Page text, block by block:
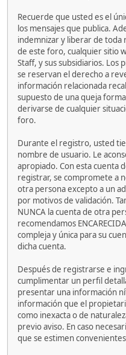
Recuerde que usted es el
los mensajes que publica.
indemnizar y liberar de toda
de este foro, cualquier sitio
Staff, y sus subsidiarios.
se reservan el derecho a
información relacionada
supuesto de una queja
derivarse de cualquier
foro.
Durante el registro, usted
nombre de usuario. Le
apropiado. Con esta cuenta
registrar, se compromete a
otra persona excepto a un
por motivos de validación.
NUNCA la cuenta de otra
recomendamos
compleja y única para su
dicha cuenta.
Después de registrarse e
cumplimentar un perfil
presentar una información
información que el
como inexacta o de
previo aviso. En caso
que se estimen